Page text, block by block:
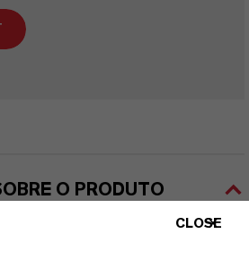
O PRODUTO
CLOSE